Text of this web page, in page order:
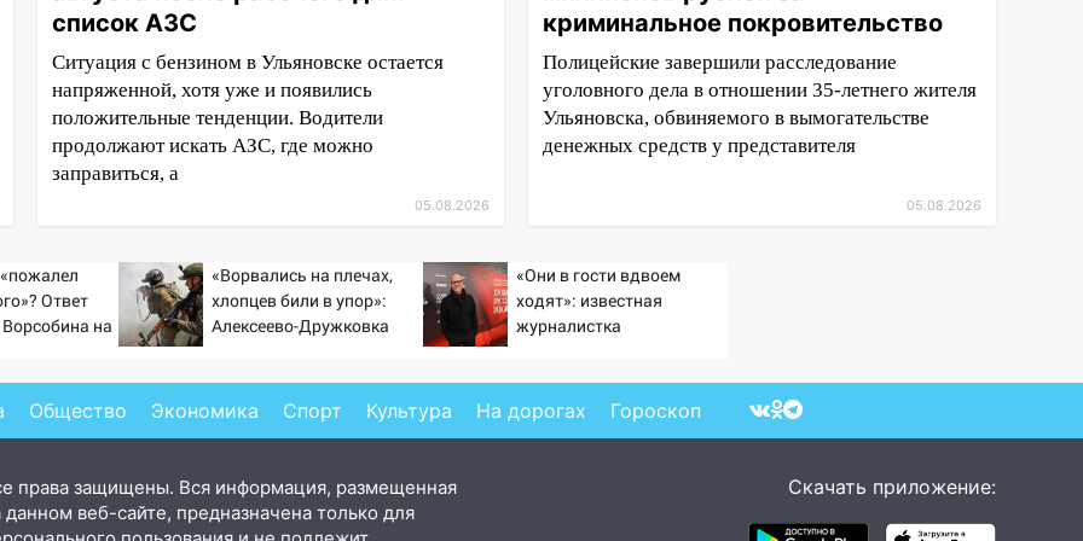
список АЗС
Ситуация с бензином в Ульяновске остается
напряженной, хотя уже и появились
положительные тенденции. Водители
продолжают искать АЗС, где можно
заправиться, а
05.08.2026
криминальное покровительство
Полицейские завершили расследование
уголовного дела в отношении 35-летнего жителя
Ульяновска, обвиняемого в вымогательстве
денежных средств у представителя
05.08.2026
Ответ
на
«Ворвались на плечах,
хлопцев били в упор»:
Алексеево-Дружковка
«Они в гости вдвоем
ходят»: известная
журналистка
Общество Экономика Спорт Культура На дорогах Гороскоп
права защищены. Вся информация, размещенная
данном веб-сайте, предназначена только для
Скачать приложение: